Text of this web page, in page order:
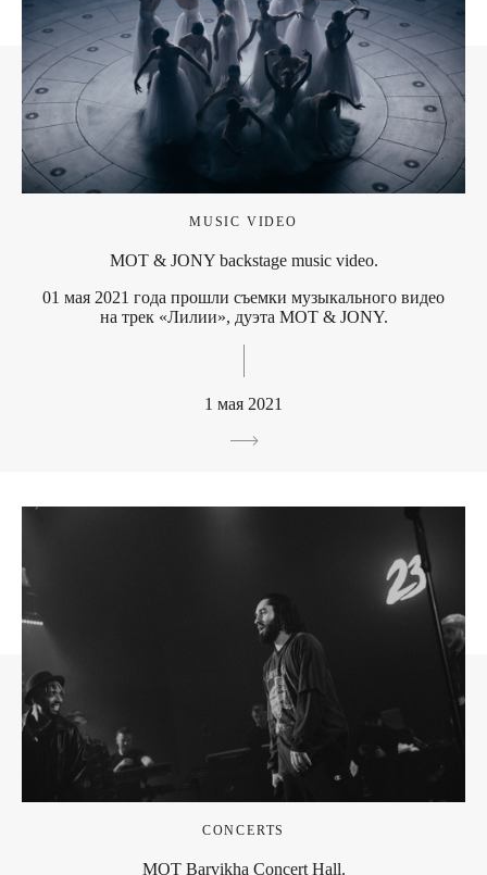
MUSIC VIDEO
MOT & JONY backstage music video.
01 мая 2021 года прошли съемки музыкального видео
на трек «Лилии», дуэта MOT & JONY.
1 мая 2021
CONCERTS
МОТ Barvikha Concert Hall.